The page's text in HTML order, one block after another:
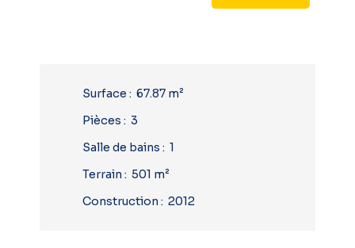
Surface : 67.87 m²
Pièces : 3
Salle de bains : 1
Terrain : 501 m²
Construction : 2012